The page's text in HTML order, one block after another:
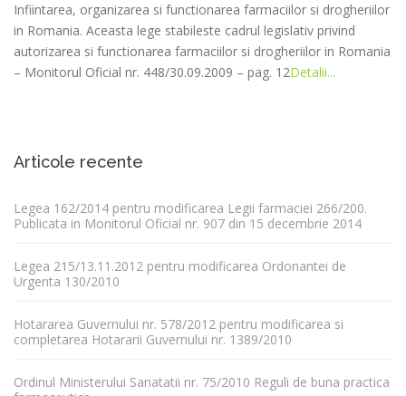
Infiintarea, organizarea si functionarea farmaciilor si drogheriilor
in Romania. Aceasta lege stabileste cadrul legislativ privind
autorizarea si functionarea farmaciilor si drogheriilor in Romania
– Monitorul Oficial nr. 448/30.09.2009 – pag. 12Detalii...
Articole recente
Legea 162/2014 pentru modificarea Legii farmaciei 266/200.
Publicata in Monitorul Oficial nr. 907 din 15 decembrie 2014
Legea 215/13.11.2012 pentru modificarea Ordonantei de
Urgenta 130/2010
Hotararea Guvernului nr. 578/2012 pentru modificarea si
completarea Hotararii Guvernului nr. 1389/2010
Ordinul Ministerului Sanatatii nr. 75/2010 Reguli de buna practica